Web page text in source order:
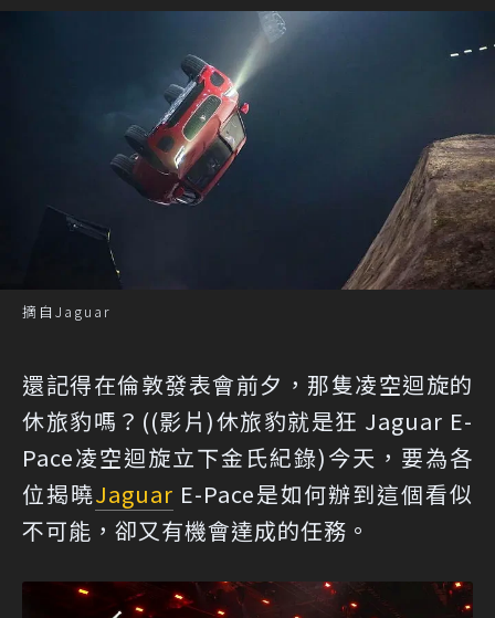
摘自Jaguar
還記得在倫敦發表會前夕，那隻凌空迴旋的
休旅豹嗎？((影片)休旅豹就是狂 Jaguar E-
Pace凌空迴旋立下金氏紀錄)今天，要為各
位揭曉Jaguar E-Pace是如何辦到這個看似
不可能，卻又有機會達成的任務。